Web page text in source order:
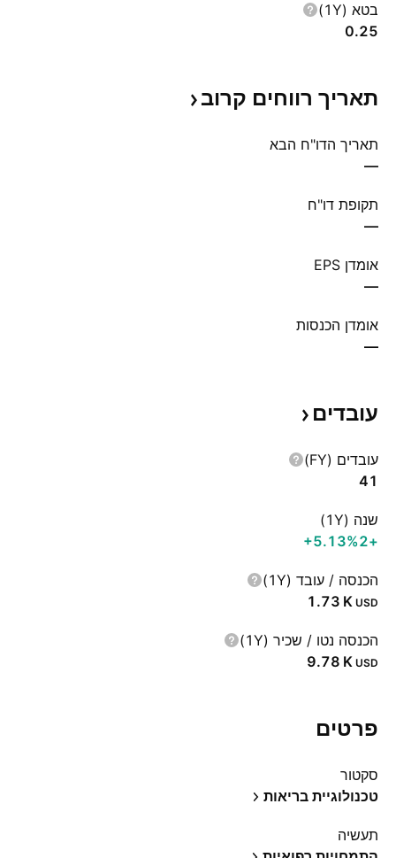
בטא (1Y)
0.25
תאריך רווחים קרוב
תאריך הדו"ח הבא
—
תקופת דו"ח
—
אומדן EPS
—
אומדן הכנסות
—
עובדים
עובדים (FY)
41
שנה (1Y)
+2
‪+5.13%‬
הכנסה / עובד (1Y)
‪1.73 K‬ USD
הכנסה נטו / שכיר (1Y)
‪9.78 K‬ USD
פרטים
סקטור
טכנולוגיית בריאות
תעשיה